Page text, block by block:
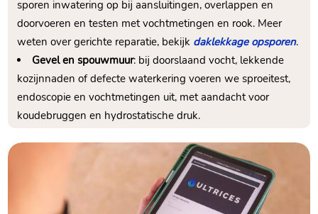
sporen inwatering op bij aansluitingen, overlappen en
doorvoeren en testen met vochtmetingen en rook. Meer
weten over gerichte reparatie, bekijk daklekkage opsporen.
Gevel en spouwmuur: bij doorslaand vocht, lekkende
kozijnnaden of defecte waterkering voeren we sproeitest,
endoscopie en vochtmetingen uit, met aandacht voor
koudebruggen en hydrostatische druk.